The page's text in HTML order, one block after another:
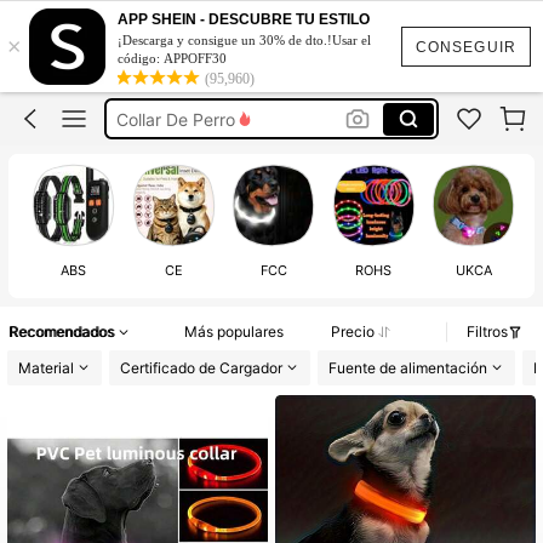
CONSEGUIR
×
APP SHEIN - DESCUBRE TU ESTILO
¡Descarga y consigue un 30% de dto.!Usar el
código: APPOFF30
(95,960)
Collar Para Perro Con Luz
Luz Para Mascotas
Collar De Perro
Collar Para Gato
Collar Para Perro Con Luz
ABS CE FCC ROHS UKCA
Recomendados Más populares Precio
Filtros
Material
Certificado de Cargador Fuente de alimentación